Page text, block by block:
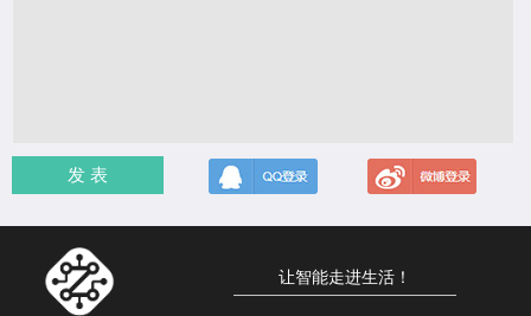
发 表
让智能走进生活！